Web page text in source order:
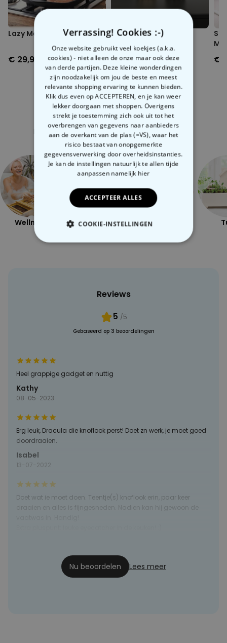
Lazy Man 3 in 1 braadpan
€ 29,99
Katten zout- en
peperstrooiers
€ 12,99 €
Gerelateerde categorie
Bekijk onze andere categorie met ongewone dingen
Wellness Openlucht Ondeugend
Reviews
5 /5
Gebaseerd op 3 beoordelingen
Heel grappige gadget en nuttig
Kathy
08-05-2023
Erg leuk, Dracula die knoflook perst! Doet zn werk, je moet goed
doordraaien.
Isabel
13-07-2022
Doet wat ie moet doen. Teentje(s) knoflook erin, paar keer
draaien en alles is fijngesneden. Nadien kan hij gewoon de
Nu beoordelen Lees meer
Verrassing! Cookies :-)
Onze website gebruikt veel koekjes (a.k.a.
cookies) - niet alleen de onze maar ook deze
van derde partijen. Deze kleine wonderdingen
zijn noodzakelijk om jou de beste en meest
relevante shopping ervaring te kunnen bieden.
Klik dus even op ACCEPTEREN, en je kan weer
lekker doorgaan met shoppen. Overigens
strekt je toestemming zich ook uit tot het
overbrengen van gegevens naar aanbieders
aan de overkant van de plas (=VS), waar het
risico bestaat van onopgemerkte
gegevensverwerking door overheidsinstanties.
Je kan de instellingen natuurlijk te allen tijde
aanpassen namelijk hier
ACCEPTEER ALLES
COOKIE-INSTELLINGEN
NOODZAKELIJK
MARKETING